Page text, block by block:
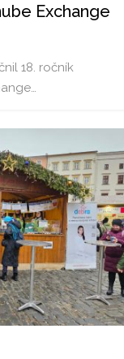
Exchange
18. ročník